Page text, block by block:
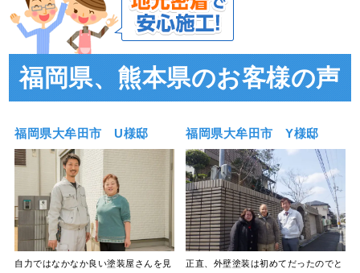
福岡県、熊本県のお客様の声
福岡県大牟田市 U様邸
自力ではなかなか良い塗装屋さんを見
福岡県大牟田市 Y様邸
正直、外壁塗装は初めてだったのでと